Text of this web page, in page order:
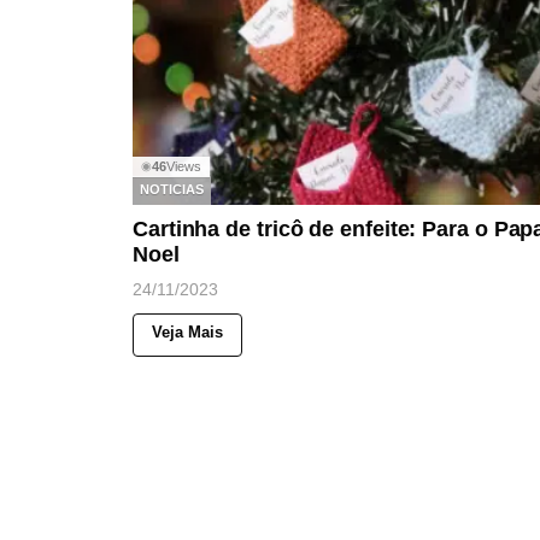
◉46Views
NOTICIAS
Cartinha de tricô de enfeite: Para o
Noel
24/11/2023
Veja Mais